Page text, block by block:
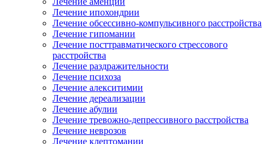
Лечение ипохондрии
Лечение обсессивно-компульсивного расстройства
Лечение гипомании
Лечение посттравматического стрессового
расстройства
Лечение раздражительности
Лечение психоза
Лечение алекситимии
Лечение дереализации
Лечение абулии
Лечение тревожно-депрессивного расстройства
Лечение неврозов
Лечение клептомании